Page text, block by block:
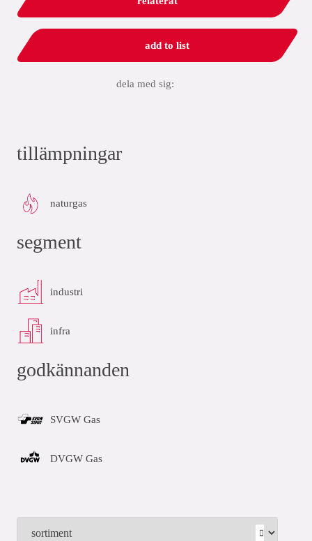
add to list
dela med sig:
tillämpningar
naturgas
segment
industri
infra
godkännanden
SVGW Gas
DVGW Gas